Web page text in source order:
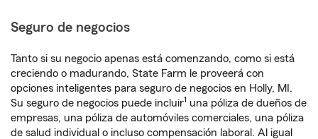
Seguro de negocios
Tanto si su negocio apenas está comenzando, como si está
creciendo o madurando, State Farm le proveerá con
opciones inteligentes para seguro de negocios en Holly, MI.
Su seguro de negocios puede incluir1 una póliza de dueños de
empresas, una póliza de automóviles comerciales, una póliza
de salud individual o incluso compensación laboral. Al igual